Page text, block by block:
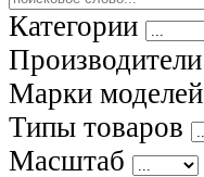
Категории
Производители
Марки моделей
Типы товаров
Масштаб